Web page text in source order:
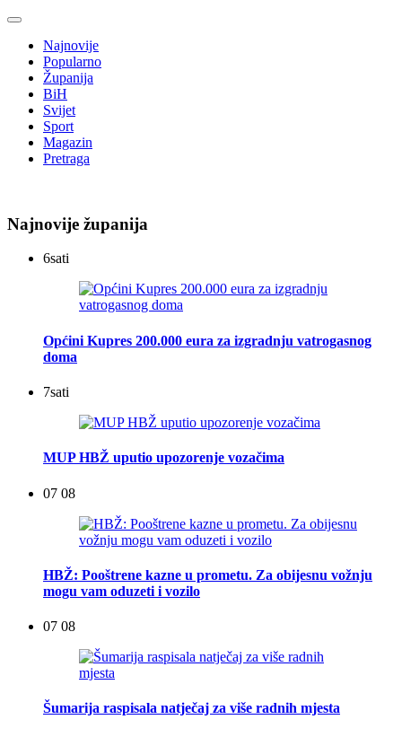
Najnovije
Popularno
Županija
BiH
Svijet
Sport
Magazin
Pretraga
Najnovije županija
6sati
Općini Kupres 200.000 eura za izgradnju vatrogasnog
doma
7sati
MUP HBŽ uputio upozorenje vozačima
07 08
HBŽ: Pooštrene kazne u prometu. Za obijesnu vožnju
mogu vam oduzeti i vozilo
07 08
Šumarija raspisala natječaj za više radnih mjesta